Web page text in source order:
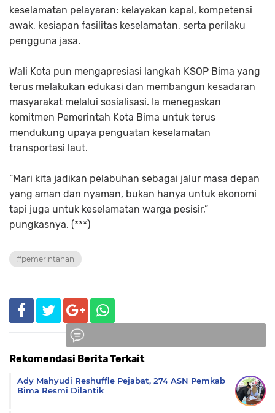
keselamatan pelayaran: kelayakan kapal, kompetensi
awak, kesiapan fasilitas keselamatan, serta perilaku
pengguna jasa.
Wali Kota pun mengapresiasi langkah KSOP Bima yang
terus melakukan edukasi dan membangun kesadaran
masyarakat melalui sosialisasi. Ia menegaskan
komitmen Pemerintah Kota Bima untuk terus
mendukung upaya penguatan keselamatan
transportasi laut.
“Mari kita jadikan pelabuhan sebagai jalur masa depan
yang aman dan nyaman, bukan hanya untuk ekonomi
tapi juga untuk keselamatan warga pesisir,”
pungkasnya. (***)
#pemerintahan
Rekomendasi Berita Terkait
Ady Mahyudi Reshuffle Pejabat, 274 ASN Pemkab
Bima Resmi Dilantik